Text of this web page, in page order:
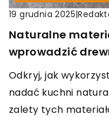
19 grudnia 2025|
Naturalne
wprowadzić
Odkryj, jak
nadać kuchni
zalety tych